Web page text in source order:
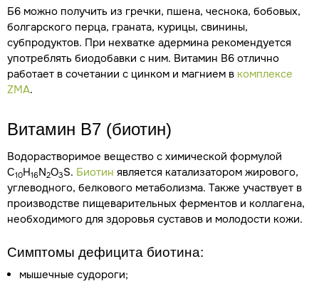
Б6 можно получить из гречки, пшена, чеснока, бобовых,
болгарского перца, граната, курицы, свинины,
субпродуктов. При нехватке адермина рекомендуется
употреблять биодобавки с ним. Витамин В6 отлично
работает в сочетании с цинком и магнием в комплексе
ZMA.
Витамин В7 (биотин)
Водорастворимое вещество с химической формулой
C10H16N2O3S. Биотин является катализатором жирового,
углеводного, белкового метаболизма. Также участвует в
производстве пищеварительных ферментов и коллагена,
необходимого для здоровья суставов и молодости кожи.
Симптомы дефицита биотина:
мышечные судороги;